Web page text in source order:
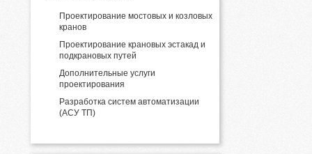
Проектирование мостовых и козловых
кранов
Проектирование крановых эстакад и
подкрановых путей
Дополнительные услуги
проектирования
Разработка систем автоматизации
(АСУ ТП)